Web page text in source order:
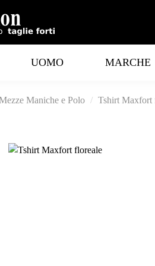
UOMO MARCHE
Maniche e Polo Tshirt Maxfort